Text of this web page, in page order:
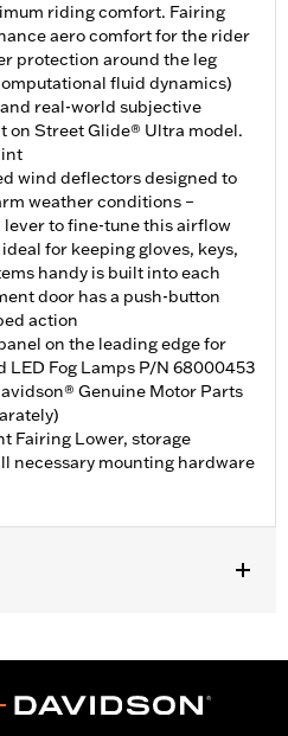
riding comfort. Fairing
aero comfort for the rider
protection around the leg
fluid dynamics)
real-world subjective
on Street Glide® Ultra model.
wind deflectors designed to
weather conditions –
lever to fine-tune this airflow
for keeping gloves, keys,
handy is built into each
door has a push-button
action
on the leading edge for
Fog Lamps P/N 68000453
Genuine Motor Parts
Fairing Lower, storage
necessary mounting hardware
van valbeugel P/N
Glide en Road Glide 3